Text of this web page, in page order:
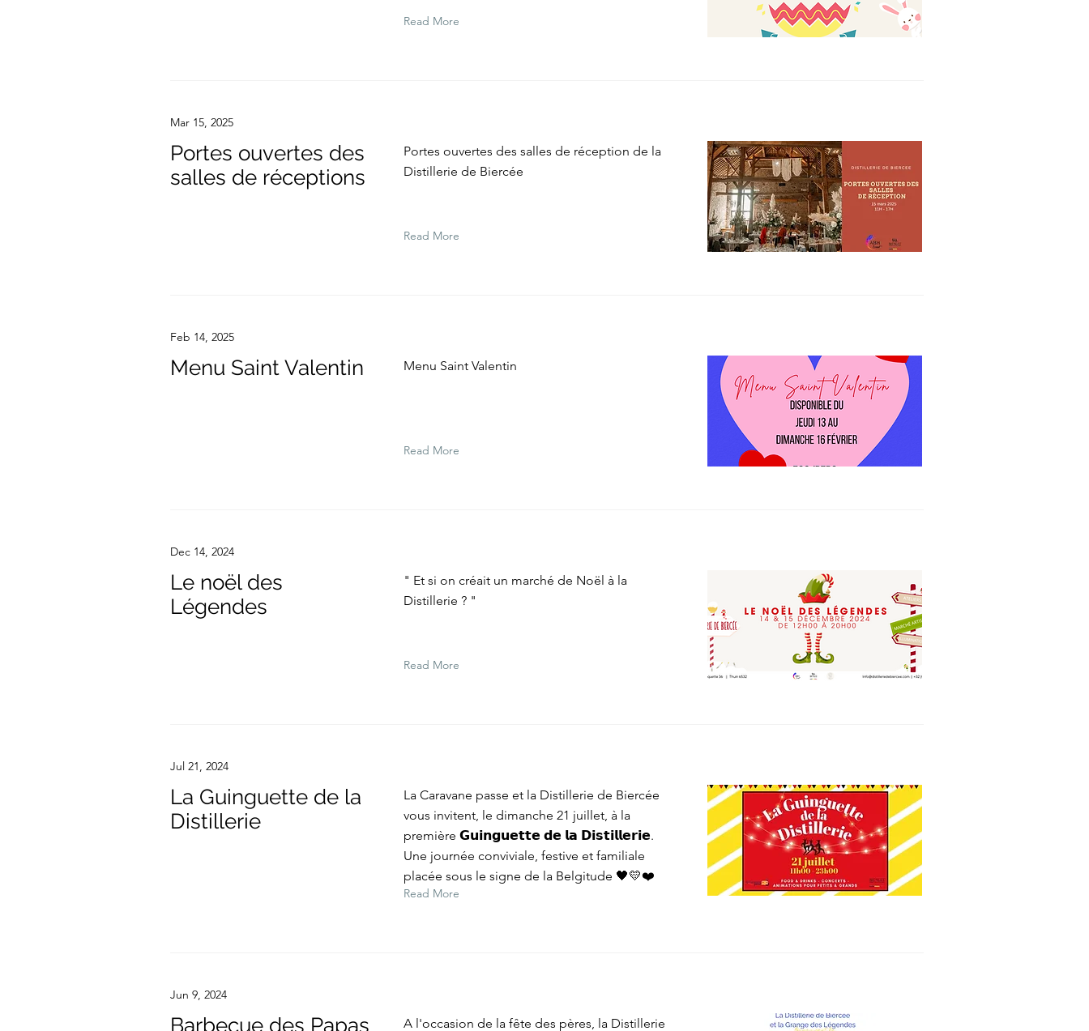
Read More
Mar 15, 2025
Portes ouvertes des
salles de réceptions
Portes ouvertes des salles de réception de la
Distillerie de Biercée
Read More
Feb 14, 2025
Menu Saint Valentin Menu Saint Valentin
Read More
Dec 14, 2024
Le noël des
Légendes
" Et si on créait un marché de Noël à la
Distillerie ? "
Read More
Jul 21, 2024
La Guinguette de la
Distillerie
La Caravane passe et la Distillerie de Biercée
vous invitent, le dimanche 21 juillet, à la
première 𝗚𝘂𝗶𝗻𝗴𝘂𝗲𝘁𝘁𝗲 𝗱𝗲 𝗹𝗮 𝗗𝗶𝘀𝘁𝗶𝗹𝗹𝗲𝗿𝗶𝗲.
Une journée conviviale, festive et familiale
placée sous le signe de la Belgitude 🖤💛❤️
Read More
Jun 9, 2024
Barbecue des Papas A l'occasion de la fête des pères, la Distillerie